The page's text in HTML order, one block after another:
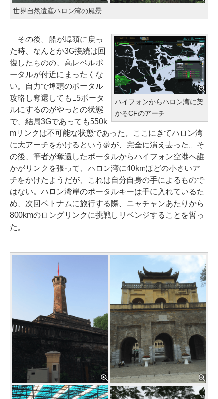
世界自然遺産ハロン湾の風景
ハイフォンからハロン湾に架
かるCFのアーチ
その後、船が埠頭に戻っ
た時、なんとか3G接続は回
復したものの、高レベルポ
ータルが付近にまったくな
い。自力で埠頭のポータル
攻略し奪還してもL5ポータ
ルにするのがやっとの状態
で、結局3Gであっても550k
mリンクは不可能な状態であった。ここにきてハロン湾
に大アーチをかけるという夢が、完全に潰え去った。そ
の後、筆者が奪還したポータルからハイフォン空港へ誰
かがリンクを張って、ハロン湾に40kmほどの小さいアー
チをかけたようだが、これは自分自身の手によるもので
はない。ハロン湾岸のポータルキーは手に入れているた
め、次回ベトナムに旅行する際、ニャチャンあたりから
800kmのロングリンクに挑戦しリベンジすることを誓っ
た。